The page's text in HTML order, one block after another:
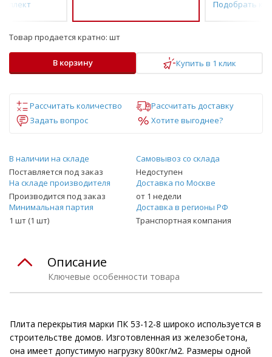
Подобрать
Товар продается кратно: шт
В корзину Купить в 1 клик
Рассчитать количество
Рассчитать доставку
Задать вопрос
Хотите выгоднее?
В наличии на складе
Поставляется под заказ
Самовывоз со склада
Недоступен
На складе производителя
Производится под заказ
Доставка по Москве
от 1 недели
Минимальная партия
1 шт (1 шт)
Доставка в регионы РФ
Транспортная компания
Ключевые особенности товара
Описание
Плита перекрытия марки ПК 53-12-8 широко используется в
строительстве домов. Изготовленная из железобетона,
она имеет допустимую нагрузку 800кг/м2. Размеры одной